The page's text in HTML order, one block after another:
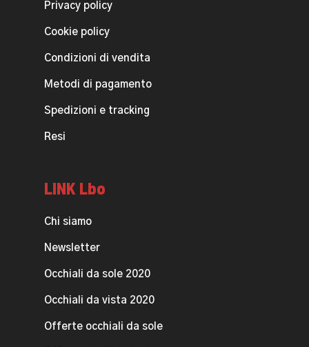
Privacy policy
Cookie policy
Condizioni di vendita
Metodi di pagamento
Spedizioni e tracking
Resi
LINK Lbo
Chi siamo
Newsletter
Occhiali da sole 2020
Occhiali da vista 2020
Offerte occhiali da sole